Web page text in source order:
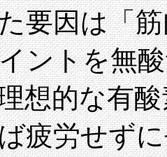
要因は「
ントを無
想的な有
疲労せず